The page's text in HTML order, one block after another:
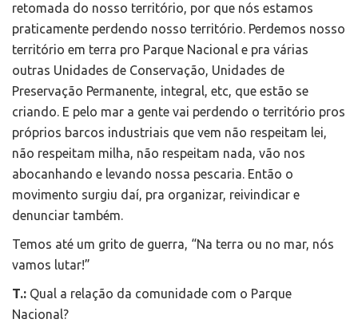
retomada do nosso território, por que nós estamos
praticamente perdendo nosso território. Perdemos nosso
território em terra pro Parque Nacional e pra várias
outras Unidades de Conservação, Unidades de
Preservação Permanente, integral, etc, que estão se
criando. E pelo mar a gente vai perdendo o território pros
próprios barcos industriais que vem não respeitam lei,
não respeitam milha, não respeitam nada, vão nos
abocanhando e levando nossa pescaria. Então o
movimento surgiu daí, pra organizar, reivindicar e
denunciar também.
Temos até um grito de guerra, “Na terra ou no mar, nós
vamos lutar!”
T.: Qual a relação da comunidade com o Parque
Nacional?